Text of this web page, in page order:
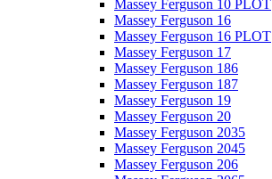
Massey Ferguson 10 PLOT
Massey Ferguson 16
Massey Ferguson 16 PLOT
Massey Ferguson 17
Massey Ferguson 186
Massey Ferguson 187
Massey Ferguson 19
Massey Ferguson 20
Massey Ferguson 2035
Massey Ferguson 2045
Massey Ferguson 206